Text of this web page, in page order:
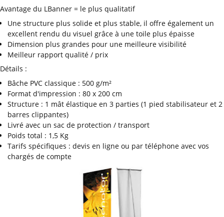
Avantage du LBanner = le plus qualitatif
Une structure plus solide et plus stable, il offre également un
excellent rendu du visuel grâce à une toile plus épaisse
Dimension plus grandes pour une meilleure visibilité
Meilleur rapport qualité / prix
Détails :
Bâche PVC classique : 500 g/m²
Format d'impression : 80 x 200 cm
Structure : 1 mât élastique en 3 parties (1 pied stabilisateur et 2
barres clippantes)
Livré avec un sac de protection / transport
Poids total : 1,5 Kg
Tarifs spécifiques : devis en ligne ou par téléphone avec vos
chargés de compte